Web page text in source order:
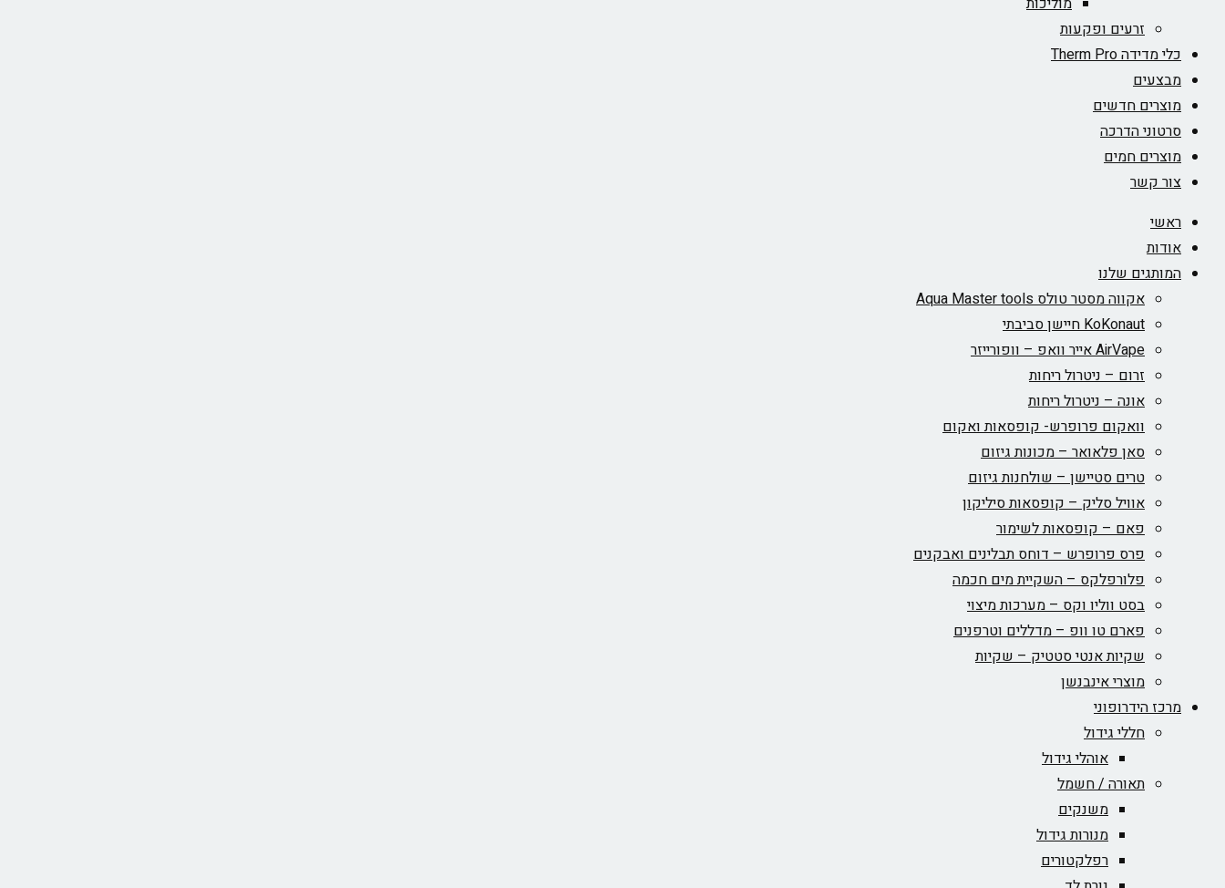
זרעים ופקעות
כלי מדידה Therm Pro
מבצעים
מוצרים חדשים
סרטוני הדרכה
מוצרים חמים
צור קשר
ראשי
אודות
המותגים שלנו
אקווה מסטר טולס Aqua Master tools
KoKonaut חיישן סביבתי
AirVape אייר וואפ – וופורייזר
זרום – ניטרול ריחות
אונה – ניטרול ריחות
וואקום פרופרש- קופסאות ואקום
סאן פלאואר – מכונות גיזום
טרים סטיישן – שולחנות גיזום
אוויל סליק – קופסאות סיליקון
פאם – קופסאות לשימור
פרס פרופרש – דוחס תבלינים ואבקנים
פלורפלקס – השקיית מים חכמה
בסט ווליו וקס – מערכות מיצוי
פארם טו וופ – מדללים וטרפנים
שקיות אנטי סטטיק – שקיות
מוצרי אינבנשן
מרכז הידרופוני
חללי גידול
אוהלי גידול
תאורה / חשמל
משנקים
מנורות גידול
רפלקטורים